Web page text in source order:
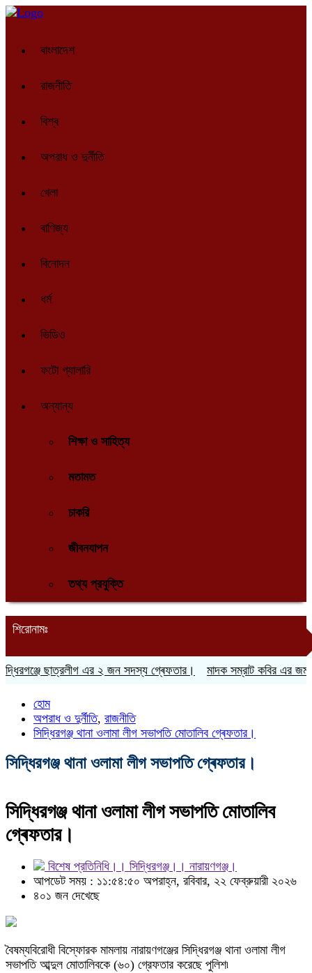
বাংলাদেশ
রাজনীতি
বিশ্ব
অপরাধ ও দুর্নীতি
খেলা
বাণিজ্য
বিনোদন
ধর্ম
ভিডিও
ফটো গ্যালারি
অন্যান্য
শিক্ষা ও সাহিত্য
মতামত
চাকরি
জীবনযাপন
তথ্য প্রযুক্তি
শিরোনামঃ
ছাত্রলীগ এর ২ জন সদস্য গ্ৰেফতার। মাদক সম্রাট কবির এর
হোম
অপরাধ ও দুর্নীতি, রাজনীতি
সিদ্ধিরগঞ্জ থানা ওলামা লীগ সভাপতি মোতালিব গ্ৰেফতার।
সিদ্ধিরগঞ্জ থানা ওলামা লীগ সভাপতি গ্ৰেফতার।
সিদ্ধিরগঞ্জ থানা ওলামা লীগ সভাপতি মোতালিব
গ্ৰেফতার।
বিশেষ প্রতিনিধি।। সিদ্ধিরগঞ্জ।। নারায়ণগঞ্জ।
আপডেট সময় : ১১:৫৪:৫০ অপরাহ্ন, রবিবার, ২২ ফেব্রুয়ারী ২০২৬
৪০১ জন দেখেছে
বৈষম্যবিরোধী বিস্ফোরক মামলায় নারায়ণগঞ্জের সিদ্ধিরগঞ্জ থানা ওলামা লীগ
সভাপতি আব্দুল মোতালিবকে (৬০) গ্রেফতার করেছে পুলিশ৷